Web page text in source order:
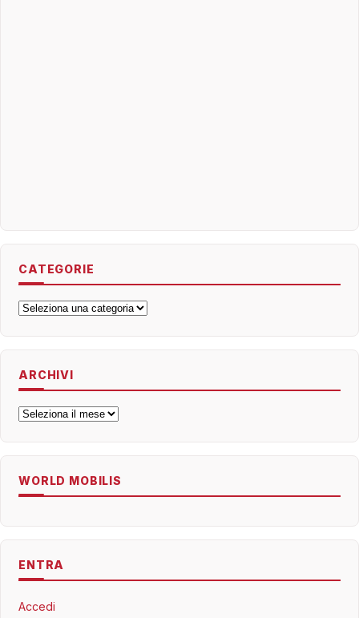
CATEGORIE
Categorie
ARCHIVI
Archivi
WORLD MOBILIS
ENTRA
Accedi